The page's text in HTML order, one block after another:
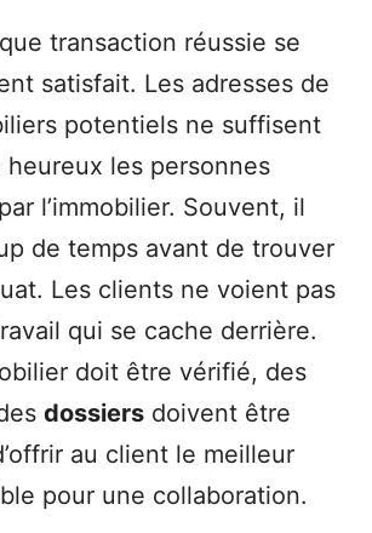
transaction réussie se
satisfait. Les adresses de
potentiels ne suffisent
heureux les personnes
l’immobilier. Souvent, il
de temps avant de trouver
Les clients ne voient pas
qui se cache derrière.
doit être vérifié, des
dossiers doivent être
au client le meilleur
pour une collaboration.